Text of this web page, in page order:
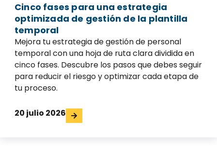
Cinco fases para una estrategia
optimizada de gestión de la plantilla
temporal
Mejora tu estrategia de gestión de personal
temporal con una hoja de ruta clara dividida en
cinco fases. Descubre los pasos que debes seguir
para reducir el riesgo y optimizar cada etapa de
tu proceso.
20 julio 2026